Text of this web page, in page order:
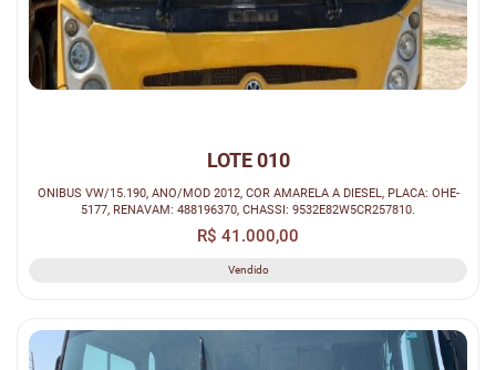
LOTE 010
ONIBUS VW/15.190, ANO/MOD 2012, COR AMARELA A DIESEL, PLACA: OHE-
5177, RENAVAM: 488196370, CHASSI: 9532E82W5CR257810.
R$ 41.000,00
Vendido